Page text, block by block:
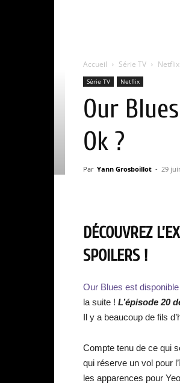
Accueil Série TV Netflix
Série TV Netflix
Our
Ok ?
Par Yann Grosboillot - 29
DÉCOUVREZ
SPOILERS !
Our Blues est
la suite ! L’épisode 20
Il y a beaucoup de fils
Compte tenu de ce qui
qui réserve un vol pour
les apparences pour